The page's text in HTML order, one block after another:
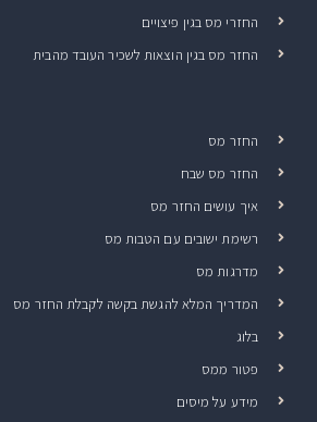
החזרי מס בגין פיצויים
החזר מס בגין הוצאות לשכיר העובד מהבית
החזר מס
החזר מס שבח
איך עושים החזר מס
רשימת ישובים עם הטבות מס
מדרגות מס
המדריך המלא להגשת בקשה לקבלת החזר מס
בלוג
פטור ממס
מידע על מיסים